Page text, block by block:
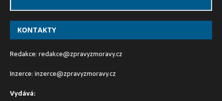
KONTAKTY
Redakce:redakce@zpravyzmoravy.cz
Inzerce:inzerce@zpravyzmoravy.cz
Vydává: